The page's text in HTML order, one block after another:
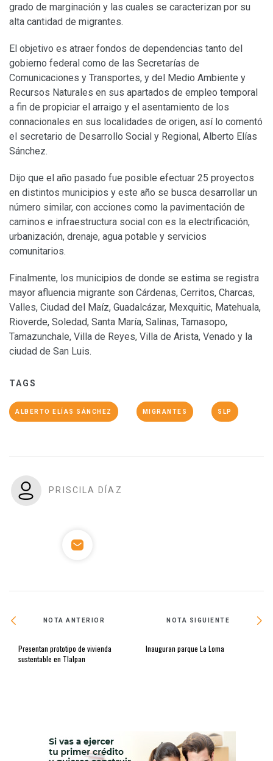
grado de marginación y las cuales se caracterizan por su
alta cantidad de migrantes.
El objetivo es atraer fondos de dependencias tanto del
gobierno federal como de las Secretarías de
Comunicaciones y Transportes, y del Medio Ambiente y
Recursos Naturales en sus apartados de empleo temporal
a fin de propiciar el arraigo y el asentamiento de los
connacionales en sus localidades de origen, así lo comentó
el secretario de Desarrollo Social y Regional, Alberto Elías
Sánchez.
Dijo que el año pasado fue posible efectuar 25 proyectos
en distintos municipios y este año se busca desarrollar un
número similar, con acciones como la pavimentación de
caminos e infraestructura social con es la electrificación,
urbanización, drenaje, agua potable y servicios
comunitarios.
Finalmente, los municipios de donde se estima se registra
mayor afluencia migrante son Cárdenas, Cerritos, Charcas,
Valles, Ciudad del Maíz, Guadalcázar, Mexquitic, Matehuala,
Rioverde, Soledad, Santa María, Salinas, Tamasopo,
Tamazunchale, Villa de Reyes, Villa de Arista, Venado y la
ciudad de San Luis.
TAGS
ALBERTO ELÍAS SÁNCHEZ MIGRANTES SLP
PRISCILA DÍAZ
NOTA ANTERIOR
Presentan prototipo de vivienda
sustentable en Tlalpan
NOTA SIGUIENTE
Inauguran parque La Loma